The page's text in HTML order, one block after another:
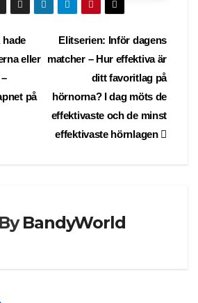
Elitserien: Inför dagens
matcher – Hur effektiva är
ditt favoritlag på
hörnorna? I dag möts de
effektivaste och de minst
effektivaste hörnlagen
hade
eller
på
ByBandyWorld